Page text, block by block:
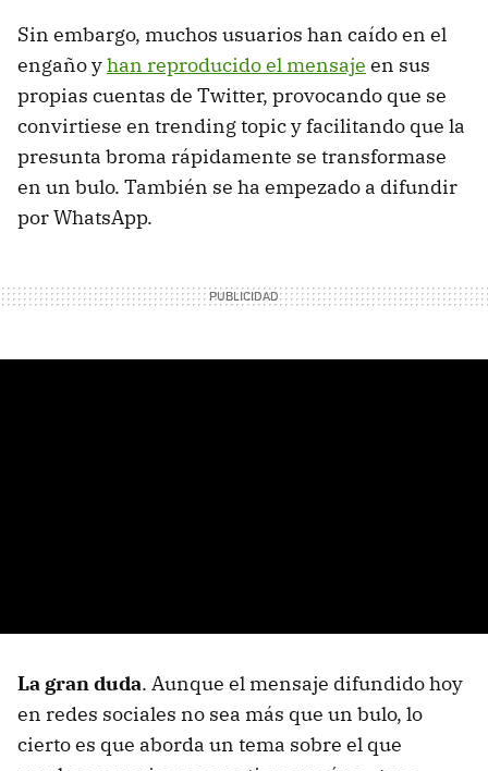
Sin embargo, muchos usuarios han caído en el
engaño yhan reproducido el mensaje en sus
propias cuentas de Twitter, provocando que se
convirtiese en trending topic y facilitando que la
presunta broma rápidamente se transformase
en un bulo. También se ha empezado a difundir
por WhatsApp.
La gran duda. Aunque el mensaje difundido hoy
en redes sociales no sea más que un bulo, lo
cierto es que aborda un tema sobre el que